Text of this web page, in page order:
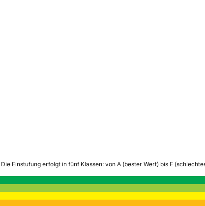
Die Einstufung erfolgt in fünf Klassen: von A (bester Wert) bis E